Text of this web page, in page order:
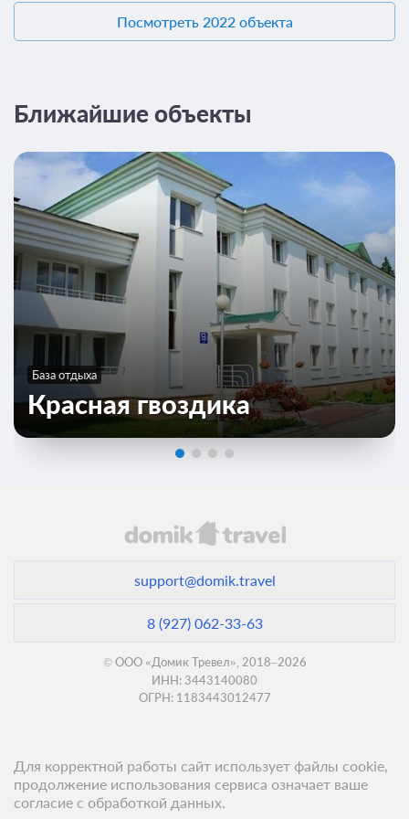
6 фото
Номер категории «Стандарт с тремя
раздельными кроватями»
Подробнее
x3 Три односпальных кровати
Телевизор
3 гостя
Бронирование по запросу
Бесплатная отмена до 20 августа 2026 23:59; При отмене
после 21 августа 2026 00:00 оплата не возвращается
Требуется внесение предоплаты в течение 2 часов
после подтверждения бронирования. Сумма предоплаты
составляет -1 руб.
Сменить кол-во гостей
Забронировать
Посмотреть 2022 объекта
Ближайшие объекты
База отдыха
Красная гвоздика
support@domik.travel
8 (927) 062-33-63
© ООО «Домик Тревел», 2018–2026
ИНН: 3443140080
ОГРН: 1183443012477
Для корректной работы сайт использует файлы cookie,
продолжение использования сервиса означает ваше
согласие с обработкой данных.